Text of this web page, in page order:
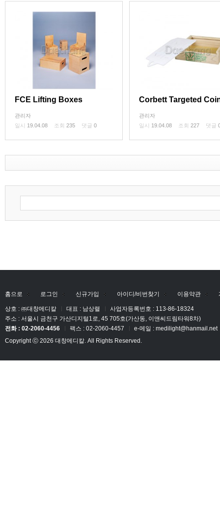
FCE Lifting Boxes
관리자
일시 19.04.08 조회 235 댓글 0
Corbett Targeted
Test
관리자
일시 19.04.08 조회 227 댓글
홈으로 로그인 신규가입 아이디/비번찾기 이용약관
상호 : ㈜대창메디칼 대표 : 남상렬
사업자등록번호 : 113-86-18324
주소 : 서울시 금천구 가산디지털1로, 45 705호(가산동, 이앤씨드림타워8차)
전화 : 02-2060-4456
팩스 : 02-2060-4457
e-메일 : medilight@hanmail.net
Copyright ⓒ 2026 대창메디칼. All Rights Reserved.